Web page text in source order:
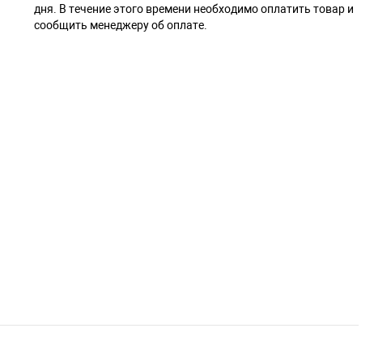
дня. В течение этого времени необходимо оплатить товар и
сообщить менеджеру об оплате.